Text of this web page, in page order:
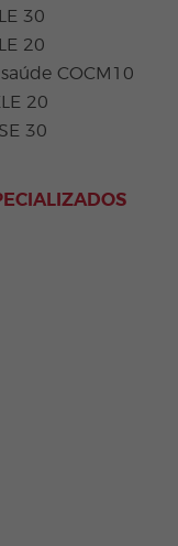
30
20
COCM10
20
30